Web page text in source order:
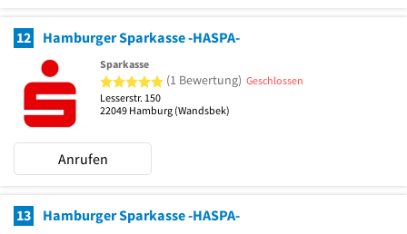
12 Hamburger Sparkasse -HASPA-
Sparkasse
5 von 5 Sternen
(1 Bewertung) Geschlossen
Lesserstr. 150
22049 Hamburg (Wandsbek)
Anrufen
13 Hamburger Sparkasse -HASPA-